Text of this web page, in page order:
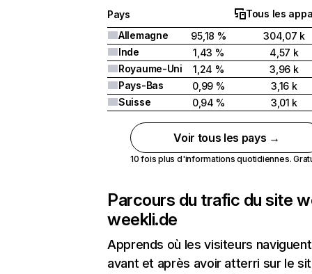
Pays
Tous les
Allemagne
95,18 %
304,07 k
Inde
1,43 %
4,57 k
Royaume-Uni
1,24 %
3,96 k
Pays-Bas
0,99 %
3,16 k
Suisse
0,94 % 3,01 k
Voir tous les pays →
10 fois plus d'informations quotidiennes.
Parcours du trafic du site
weekli.de
Apprends où les visiteurs naviguent
avant et après avoir atterri sur le